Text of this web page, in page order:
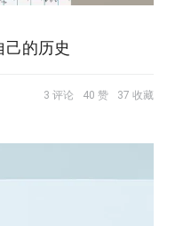
的历史
3 评论 40 赞 37 收藏